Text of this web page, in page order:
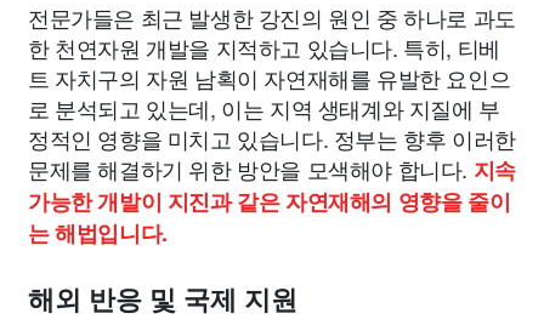
전문가들은 최근 발생한 강진의 원인 중 하나로 과도
한 천연자원 개발을 지적하고 있습니다. 특히, 티베
트 자치구의 자원 남획이 자연재해를 유발한 요인으
로 분석되고 있는데, 이는 지역 생태계와 지질에 부
정적인 영향을 미치고 있습니다. 정부는 향후 이러한
문제를 해결하기 위한 방안을 모색해야 합니다. 지속
가능한 개발이 지진과 같은 자연재해의 영향을 줄이
는 해법입니다.
해외 반응 및 국제 지원